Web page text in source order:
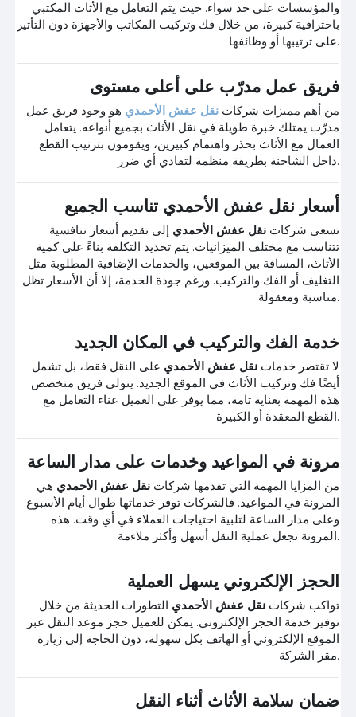
والمؤسسات على حد سواء. حيث يتم التعامل مع الأثاث المكتبي
باحترافية كبيرة، من خلال فك وتركيب المكاتب والأجهزة دون التأثير
على ترتيبها أو وظائفها.
فريق عمل مدرّب على أعلى مستوى
من أهم مميزات شركات نقل عفش الأحمدي هو وجود فريق عمل
مدرّب يمتلك خبرة طويلة في نقل الأثاث بجميع أنواعه. يتعامل
العمال مع الأثاث بحذر واهتمام كبيرين، ويقومون بترتيب القطع
داخل الشاحنة بطريقة منظمة لتفادي أي ضرر.
أسعار نقل عفش الأحمدي تناسب الجميع
تسعى شركات نقل عفش الأحمدي إلى تقديم أسعار تنافسية
تتناسب مع مختلف الميزانيات. يتم تحديد التكلفة بناءً على كمية
الأثاث، المسافة بين الموقعين، والخدمات الإضافية المطلوبة مثل
التغليف أو الفك والتركيب. ورغم جودة الخدمة، إلا أن الأسعار تظل
مناسبة ومعقولة.
خدمة الفك والتركيب في المكان الجديد
لا تقتصر خدمات نقل عفش الأحمدي على النقل فقط، بل تشمل
أيضًا فك وتركيب الأثاث في الموقع الجديد. يتولى فريق متخصص
هذه المهمة بعناية تامة، مما يوفر على العميل عناء التعامل مع
القطع المعقدة أو الكبيرة.
مرونة في المواعيد وخدمات على مدار الساعة
من المزايا المهمة التي تقدمها شركات نقل عفش الأحمدي هي
المرونة في المواعيد. فالشركات توفر خدماتها طوال أيام الأسبوع
وعلى مدار الساعة لتلبية احتياجات العملاء في أي وقت. هذه
المرونة تجعل عملية النقل أسهل وأكثر ملاءمة.
الحجز الإلكتروني يسهل العملية
تواكب شركات نقل عفش الأحمدي التطورات الحديثة من خلال
توفير خدمة الحجز الإلكتروني. يمكن للعميل حجز موعد النقل عبر
الموقع الإلكتروني أو الهاتف بكل سهولة، دون الحاجة إلى زيارة
مقر الشركة.
ضمان سلامة الأثاث أثناء النقل